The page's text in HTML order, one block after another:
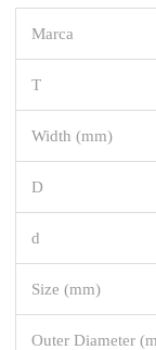
Marca
T
Width (mm)
D
d
Size (mm)
Outer Diameter